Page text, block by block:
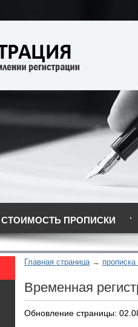
СТОИМОСТЬ ПРОПИСКИ
Главная страница
Временная
Обновление страницы: